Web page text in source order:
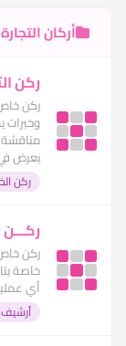
أركان
ركن
ركن
وخبرات
مناقشة
يعرض
ركن
ركن
خاصة
أي